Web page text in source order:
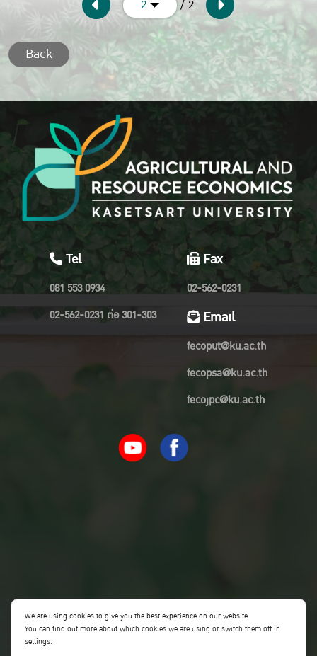
2 / 2
Back
Tel
081 553 0934
02-562-0231 ต่อ 301-303
Fax
02-562-0231
Email
fecoput@ku.ac.th
fecopsa@ku.ac.th
fecojpc@ku.ac.th
We are using cookies to give you the best experience on our website.
You can find out more about which cookies we are using or switch them off in
settings.